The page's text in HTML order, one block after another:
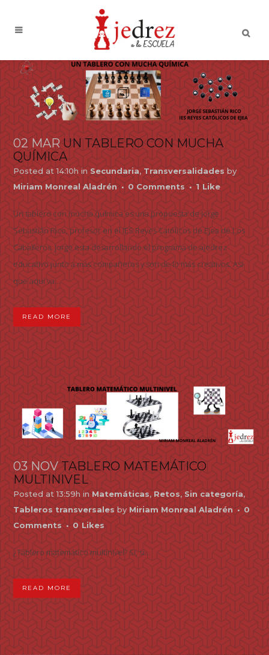
02 MAR UN TABLERO CON MUCHA
QUÍMICA
Posted at 14:10hinSecundaria,Transversalidades by
Miriam Monreal Aladrén
0 Comments 1 Like
Un tablero con mucha química es una propuesta de Jorge
Sebastián Rico, profesor en el IES Reyes Católicos de Ejea de Los
Caballeros. Jorge esta desarrollando el programa de ajedrez
educativo junto a más compañeros y son de lo más creativos. Así
que aquí va...
READ MORE
03 NOV TABLERO MATEMÁTICO
MULTINIVEL
Posted at 13:59h inMatemáticas,Retos,Sin categoría,
Tableros transversales byMiriam Monreal Aladrén
0
Comments
0 Likes
¿Tablero matemático multinivel? Si, si...
READ MORE